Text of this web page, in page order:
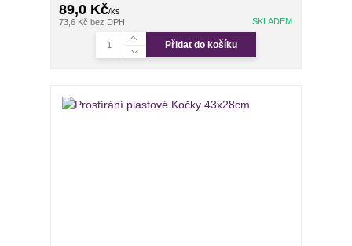
89,0 Kč/ks
73,6 Kčbez DPH SKLADEM
Přidat do košíku